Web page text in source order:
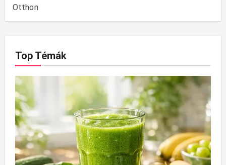
Otthon
Top Témák